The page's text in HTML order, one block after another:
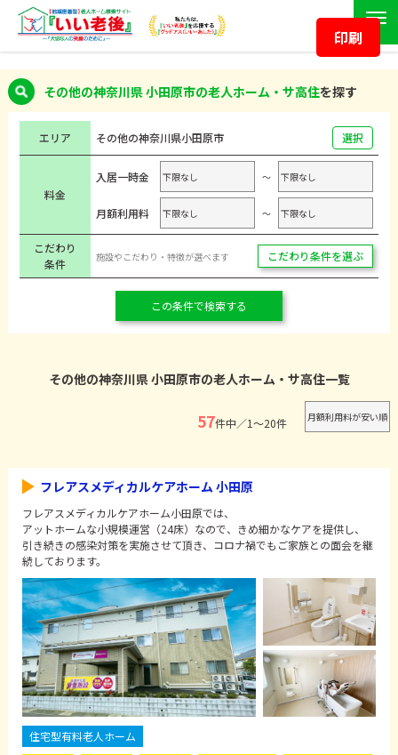
その他の神奈川県 小田原市の老人ホーム・サ高住を探す
エリア その他の神奈川県小田原市 選択
料金
入居一時金 ～
月額利用料 ～
こだわり
条件
施設やこだわり・特徴が選べます こだわり条件を選ぶ
この条件で検索する
その他の神奈川県 小田原市の老人ホーム・サ高住一覧
57件中／1～20件
印刷
フレアスメディカルケアホーム 小田原
フレアスメディカルケアホーム小田原では、
アットホームな小規模運営（24床）なので、きめ細かなケアを提供し、
引き続きの感染対策を実施させて頂き、コロナ禍でもご家族との面会を継
続しております。
住宅型有料老人ホーム